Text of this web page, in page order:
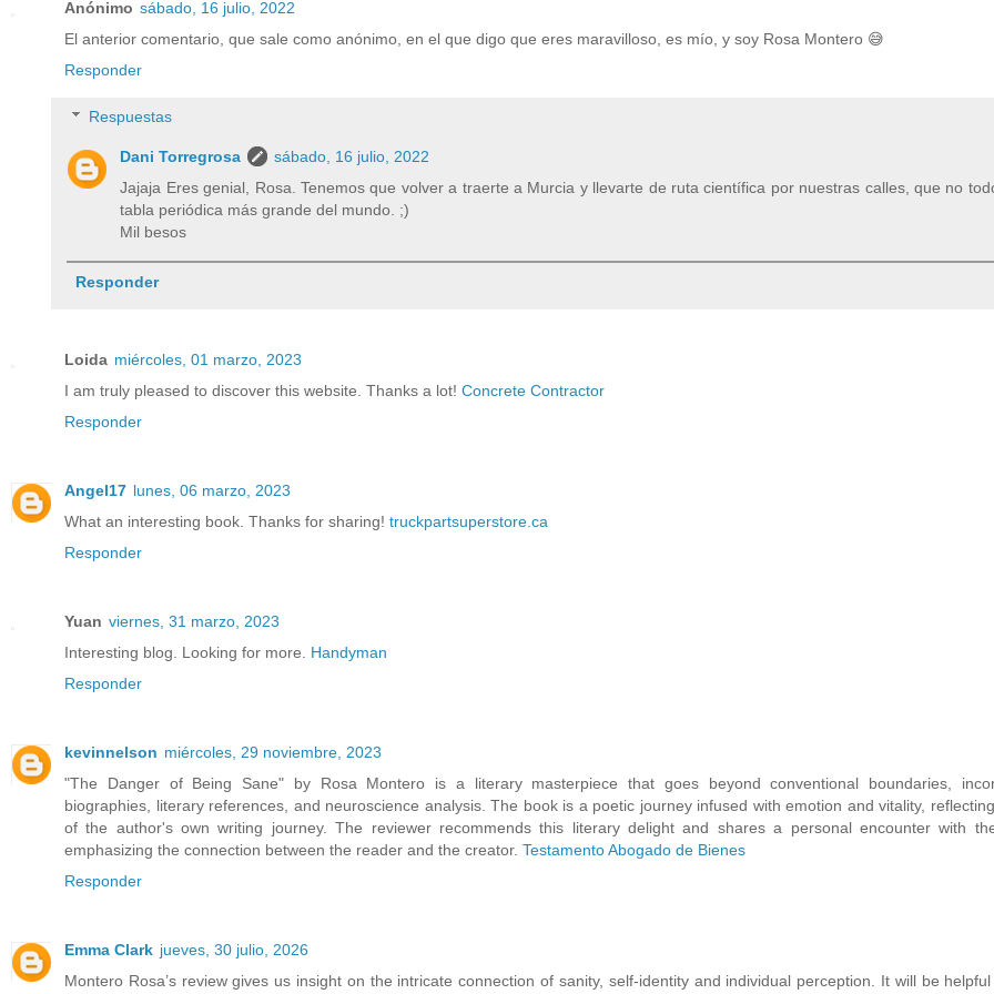
Anónimo sábado, 16 julio, 2022
El anterior comentario, que sale como anónimo, en el que digo que eres maravilloso, es mío, y soy Rosa Montero 😅
Responder
Respuestas
Dani Torregrosa
sábado, 16 julio, 2022
Jajaja Eres genial, Rosa. Tenemos que volver a traerte a Murcia y llevarte de ruta científica por nuestras calles, que no
tabla periódica más grande del mundo. ;)
Mil besos
Responder
Loida miércoles, 01 marzo, 2023
I am truly pleased to discover this website. Thanks a lot! Concrete Contractor
Responder
Angel17 lunes, 06 marzo, 2023
What an interesting book. Thanks for sharing! truckpartsuperstore.ca
Responder
Yuan viernes, 31 marzo, 2023
Interesting blog. Looking for more. Handyman
Responder
kevinnelson miércoles, 29 noviembre, 2023
"The Danger of Being Sane" by Rosa Montero is a literary masterpiece that goes beyond conventional boundaries,
biographies, literary references, and neuroscience analysis. The book is a poetic journey infused with emotion and vitality,
of the author's own writing journey. The reviewer recommends this literary delight and shares a personal encounter with
emphasizing the connection between the reader and the creator. Testamento Abogado de Bienes
Responder
Emma Clark jueves, 30 julio, 2026
Montero Rosa’s review gives us insight on the intricate connection of sanity, self-identity and individual perception. It will be